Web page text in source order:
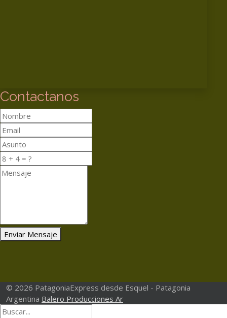
Contactanos
Enviar Mensaje
© 2026 PatagoniaExpress desde Esquel - Patagonia
Argentina Balero Producciones Ar